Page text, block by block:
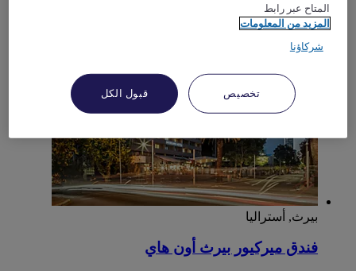
3,8/5
Rated 3,8 of 5
بيرث, أستراليا
فندق ميركيور بيرث أون هاي
المتاح عبر رابط
المزيد من المعلومات
شركاؤنا
تخصيص قبول الكل